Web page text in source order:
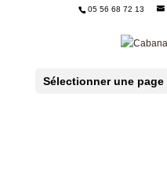
05 56 68 72 13
Sélectionner une page